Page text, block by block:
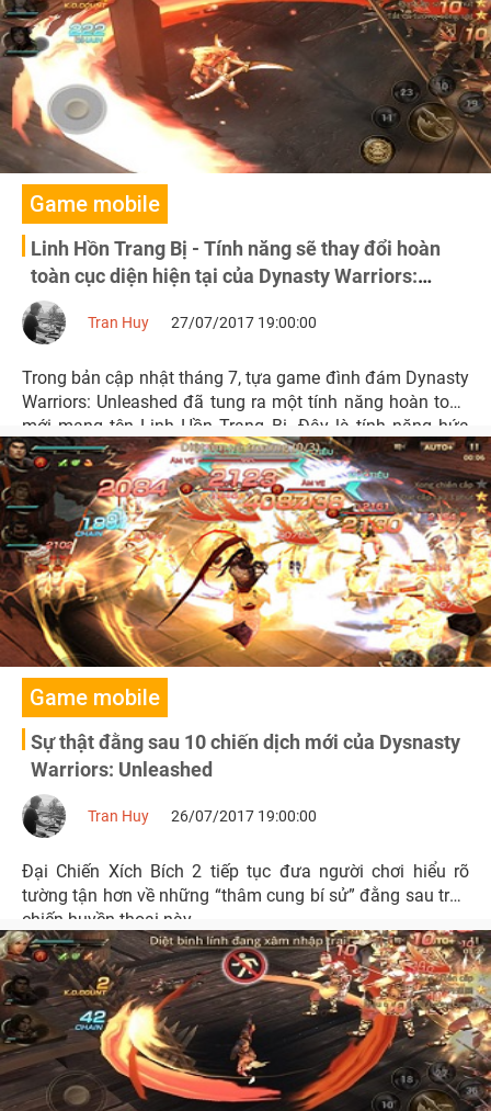
Game mobile
Linh Hồn Trang Bị - Tính năng sẽ thay đổi hoàn
toàn cục diện hiện tại của Dynasty Warriors:
Unleashed
Tran Huy 27/07/2017 19:00:00
Trong bản cập nhật tháng 7, tựa game đình đám Dynasty
Warriors: Unleashed đã tung ra một tính năng hoàn toàn
mới mang tên Linh Hồn Trang Bị. Đây là tính năng hứa
hẹn sẽ thay đổi toàn bộ cục diện hiện nay của game.
Game mobile
Sự thật đằng sau 10 chiến dịch mới của Dysnasty
Warriors: Unleashed
Tran Huy 26/07/2017 19:00:00
Đại Chiến Xích Bích 2 tiếp tục đưa người chơi hiểu rõ
tường tận hơn về những “thâm cung bí sử” đằng sau trận
chiến huyền thoại này.